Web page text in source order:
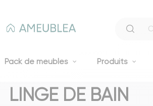
Pack de meubles Produits
LINGE DE BAIN